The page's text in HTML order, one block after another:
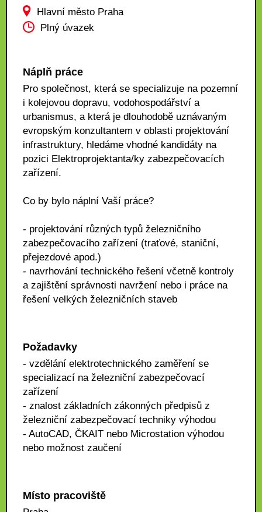
Hlavní město Praha
Plný úvazek
Náplň práce
Pro společnost, která se specializuje na pozemní
i kolejovou dopravu, vodohospodářství a
urbanismus, a která je dlouhodobě uznávaným
evropským konzultantem v oblasti projektování
infrastruktury, hledáme vhodné kandidáty na
pozici Elektroprojektanta/ky zabezpečovacích
zařízení.
Co by bylo náplní Vaší práce?
- projektování různých typů železničního
zabezpečovacího zařízení (traťové, staniční,
přejezdové apod.)
- navrhování technického řešení včetně kontroly
a zajištění správnosti navržení nebo i práce na
řešení velkých železničních staveb
Požadavky
- vzdělání elektrotechnického zaměření se
specializací na železniční zabezpečovací
zařízení
- znalost základních zákonných předpisů z
železniční zabezpečovací techniky výhodou
- AutoCAD, ČKAIT nebo Microstation výhodou
nebo možnost zaučení
Místo pracoviště